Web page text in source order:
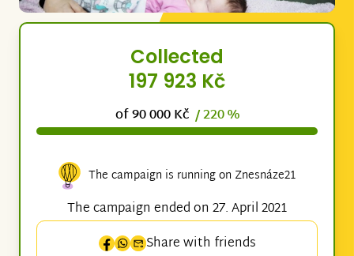
Collected
197 923 Kč
of 90 000 Kč / 220 %
The campaign is running on Znesnáze21
The campaign ended on 27. April 2021
Share with friends